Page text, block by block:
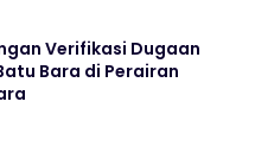
Verifikasi Dugaan
Bara di Perairan